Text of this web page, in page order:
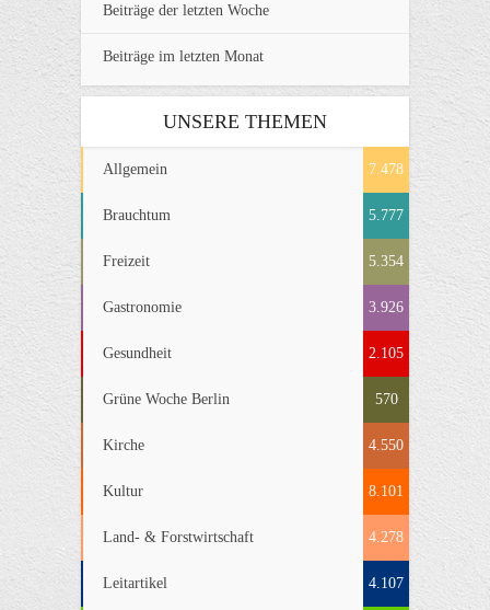
Beiträge der letzten Woche
Beiträge im letzten Monat
UNSERE THEMEN
Allgemein 7.478
Brauchtum 5.777
Freizeit 5.354
Gastronomie 3.926
Gesundheit 2.105
Grüne Woche Berlin 570
Kirche 4.550
Kultur 8.101
Land- & Forstwirtschaft 4.278
Leitartikel 4.107